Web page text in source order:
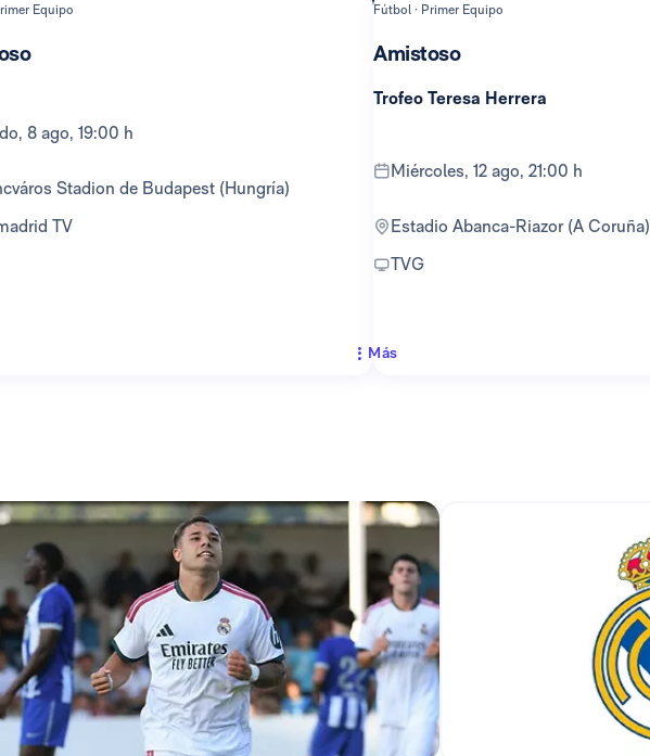
Equipo
8 ago, 19:00 h
Stadion de Budapest (Hungría)
TV
Fútbol · Primer Equipo
Amistoso
Trofeo Teresa Herrera
miércoles, 12 ago, 21:00 h
Estadio Abanca-Riazor (A Coruña)
TVG
Más